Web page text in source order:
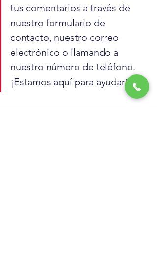
tus comentarios a través de
nuestro formulario de
contacto, nuestro correo
electrónico o llamando a
nuestro número de teléfono.
¡Estamos aquí para ayudarte!